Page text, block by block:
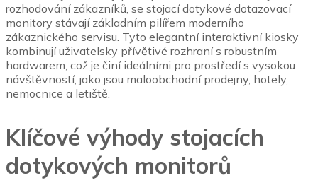
rozhodování zákazníků, se stojací dotykové dotazovací
monitory stávají základním pilířem moderního
zákaznického servisu. Tyto elegantní interaktivní kiosky
kombinují uživatelsky přívětivé rozhraní s robustním
hardwarem, což je činí ideálními pro prostředí s vysokou
návštěvností, jako jsou maloobchodní prodejny, hotely,
nemocnice a letiště.
Klíčové výhody stojacích
dotykových monitorů